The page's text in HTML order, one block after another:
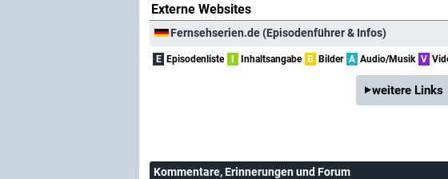
Externe Websites
Fernsehserien.de (Episodenführer & Infos)
E Episodenliste I Inhaltsangabe B Bilder A Audio/Musik V
weitere Links
Kommentare, Erinnerungen und Forum